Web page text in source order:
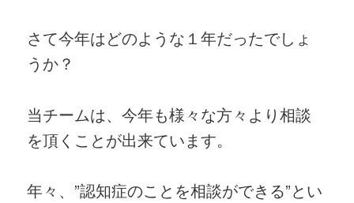
さて今年はどのような１年だったでしょ
うか？
当チームは、今年も様々な方々より相談
を頂くことが出来ています。
年々、”認知症のことを相談ができる”とい